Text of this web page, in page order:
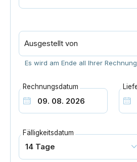
Ausgestellt von
Es wird am Ende all Ihrer
Rechnungsdatum
Fälligkeitsdatum